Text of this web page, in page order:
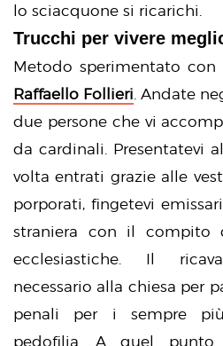
lo sciacquone si ricarichi.
Trucchi per vivere
Metodo sperimentato con
Raffaello Follieri. Andate
due persone che vi
da cardinali. Presentatevi
volta entrati grazie alle
porporati, fingetevi
straniera con il compito
ecclesiastiche. Il
necessario alla chiesa per
penali per i sempre
pedofilia. A quel